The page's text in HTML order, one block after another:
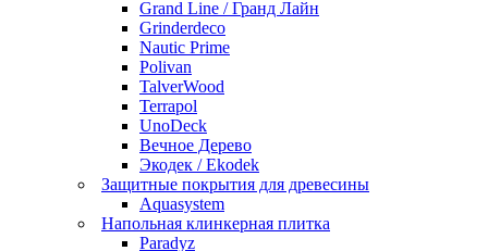
Grand Line / Гранд Лайн
Grinderdeco
Nautic Prime
Polivan
TalverWood
Terrapol
UnoDeck
Вечное Дерево
Экодек / Ekodek
Защитные покрытия для древесины
Aquasystem
Напольная клинкерная плитка
Paradyz